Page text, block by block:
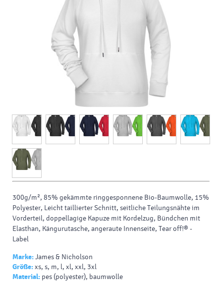
300g/m², 85% gekämmte ringgesponnene Bio-Baumwolle, 15%
Polyester, Leicht taillierter Schnitt, seitliche Teilungsnähte im
Vorderteil, doppellagige Kapuze mit Kordelzug, Bündchen mit
Elasthan, Kängurutasche, angeraute Innenseite, Tear off!® -
Label
Marke:James & Nicholson
Größe:xs, s, m, l, xl, xxl, 3xl
Material: pes (polyester), baumwolle